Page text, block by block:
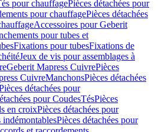
pour chauffagePièces détachées pour
pour chauffagePièces détachées
Accessoires pour Geberit
pour tubes et
Fixations pour tubesFixations de
Jeux de vis pour assemblages à
Geberit Mapress CuivrePièces
CuivreManchonsPièces détachées
détachées pour
pour CoudesTésPièces
en croixPièces détachées pour
indémontablesPièces détachées pour